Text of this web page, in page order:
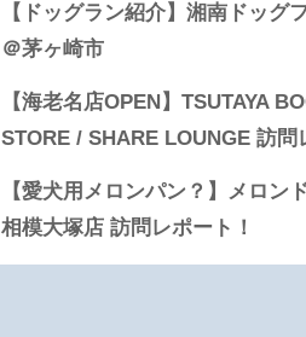
【ドッグラン紹介】湘南ドッグ
＠茅ヶ崎市
【海老名店OPEN】TSUTAYA
STORE / SHARE LOUNGE 訪問
【愛犬用メロンパン？】メロン
相模大塚店 訪問レポート！